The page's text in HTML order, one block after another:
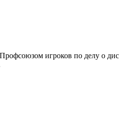
игроков по делу о